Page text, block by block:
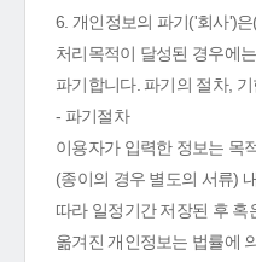
6. 개인정보의 파기('회사')
처리목적이 달성된 경우에
파기합니다. 파기의 절차,
- 파기절차
이용자가 입력한 정보는 목
(종이의 경우 별도의 서류)
따라 일정기간 저장된 후 혹
옮겨진 개인정보는 법률에